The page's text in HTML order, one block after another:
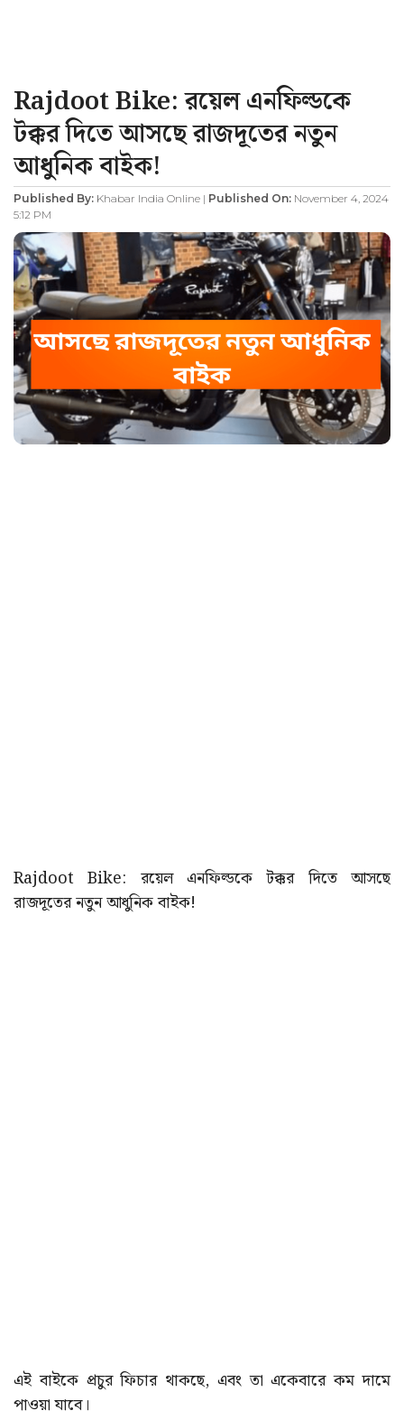
Rajdoot Bike: রয়েল এনফিল্ডকে
টক্কর দিতে আসছে রাজদূতের নতুন
আধুনিক বাইক!
Published By: Khabar India Online | Published On: November 4, 2024
5:12 PM
Rajdoot Bike: রয়েল এনফিল্ডকে টক্কর দিতে আসছে
রাজদূতের নতুন আধুনিক বাইক!
এই বাইকে প্রচুর ফিচার থাকছে, এবং তা একেবারে কম দামে
পাওয়া যাবে।